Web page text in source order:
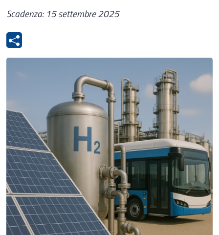
Scadenza: 15 settembre 2025